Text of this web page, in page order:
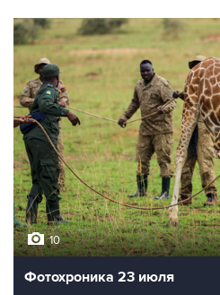
10
Фотохроника 23 июля